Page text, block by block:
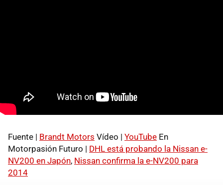
Fuente | Brandt Motors Vídeo | YouTube En
Motorpasión Futuro | DHL está probando la Nissan e-
NV200 en Japón, Nissan confirma la e-NV200 para
2014